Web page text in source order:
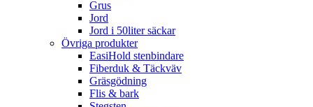
Grus
Jord
Jord i 50liter säckar
Övriga produkter
EasiHold stenbindare
Fiberduk & Täckväv
Gräsgödning
Flis & bark